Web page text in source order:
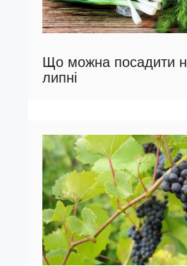
Що можна посадити
липні